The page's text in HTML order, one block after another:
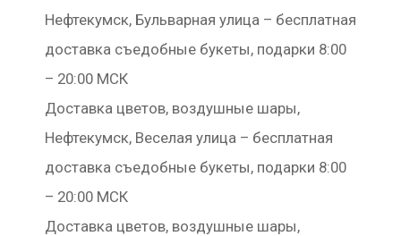
Нефтекумск, Бульварная улица – бесплатная
доставка съедобные букеты, подарки 8:00
– 20:00 МСК
Доставка цветов, воздушные шары,
Нефтекумск, Веселая улица – бесплатная
доставка съедобные букеты, подарки 8:00
– 20:00 МСК
Доставка цветов, воздушные шары,